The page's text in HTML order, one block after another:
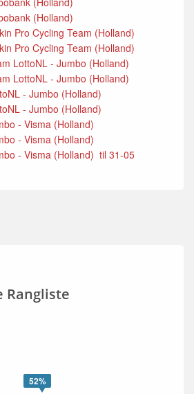
(Holland)
Pro Cycling Team (Holland)
Pro Cycling Team (Holland)
LottoNL - Jumbo (Holland)
LottoNL - Jumbo (Holland)
- Jumbo (Holland)
- Jumbo (Holland)
- Visma (Holland)
- Visma (Holland)
- Visma (Holland) til 31-05
Rangliste
52%